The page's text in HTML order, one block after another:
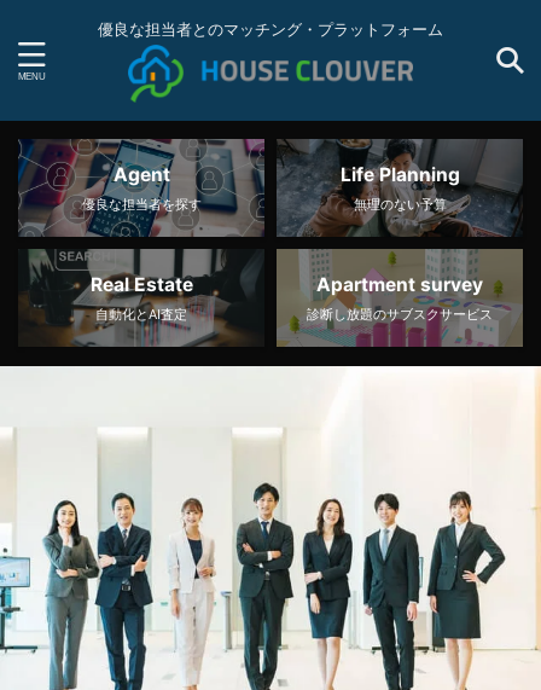
優良な担当者とのマッチング・プラットフォーム
Agent
優良な担当者を探す
Life Planning
無理のない予算
Real Estate
自動化とAI査定
Apartment survey
診断し放題のサブスクサービス